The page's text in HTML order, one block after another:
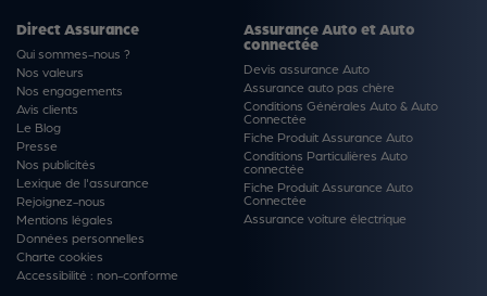
Direct Assurance
Qui sommes-nous ?
Nos valeurs
Nos engagements
Avis clients
Le Blog
Presse
Nos publicités
Lexique de l'assurance
Rejoignez-nous
Mentions légales
Données personnelles
Charte cookies
Accessibilité : non-conforme
Assurance Auto et Auto
connectée
Devis assurance Auto
Assurance auto pas chère
Conditions Générales Auto & Auto
Connectée
Fiche Produit Assurance Auto
Conditions Particulières Auto
connectée
Fiche Produit Assurance Auto
Connectée
Assurance voiture électrique